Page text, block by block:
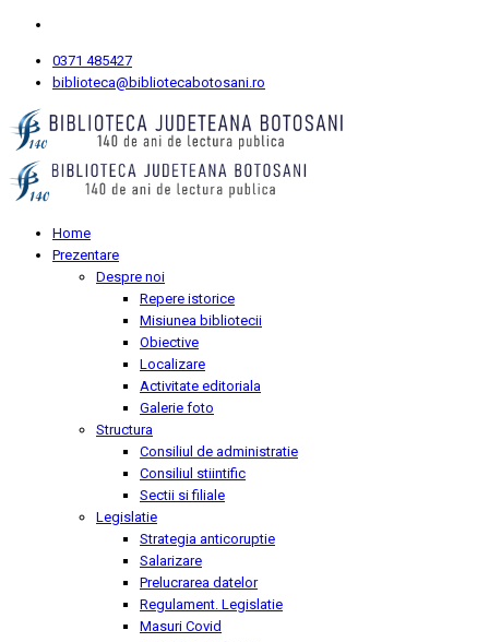
0371 485427
biblioteca@bibliotecabotosani.ro
Home
Prezentare
Despre noi
Repere istorice
Misiunea bibliotecii
Obiective
Localizare
Activitate editoriala
Galerie foto
Structura
Consiliul de administratie
Consiliul stiintific
Sectii si filiale
Legislatie
Strategia anticoruptie
Salarizare
Prelucrarea datelor
Regulament. Legislatie
Masuri Covid